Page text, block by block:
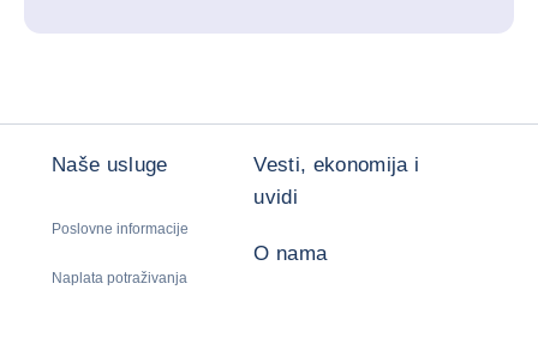
Naše usluge
Poslovne informacije
Naplata potraživanja
Vesti, ekonomija i
uvidi
O nama